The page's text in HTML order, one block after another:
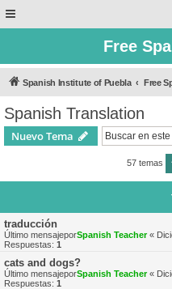
Free
Spanish Institute of Puebla Free
Spanish Translation
Nuevo Tema
57 temas
traducción
Último mensajeporSpanish Teacher«
Respuestas: 1
cats and dogs?
Último mensajeporSpanish Teacher«
Respuestas: 1